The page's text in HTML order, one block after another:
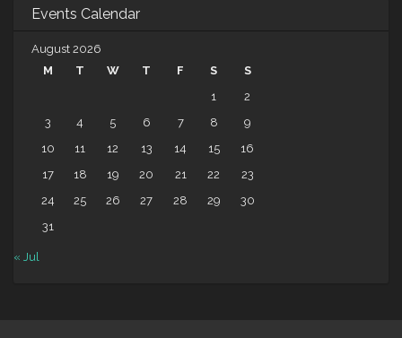
Events Calendar
August 2026
M
T W T F S
S
1
2
3
4 5 6 7 8
9
10
11 12 13 14 15
16
17
18 19 20 21 22
23
24
25 26 27 28 29
30
31
« Jul